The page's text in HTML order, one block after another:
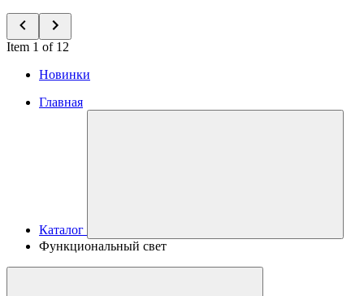
Item 1 of 12
Новинки
Главная
Каталог
Функциональный свет